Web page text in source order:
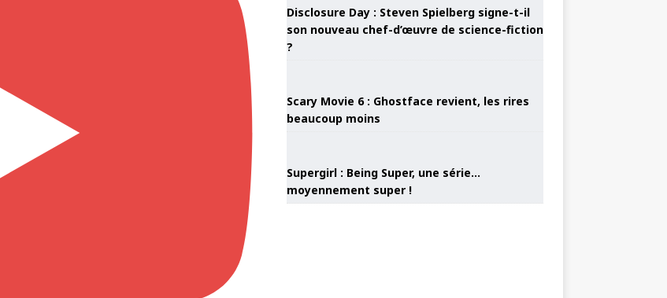
Disclosure Day : Steven Spielberg signe-t-il
son nouveau chef-d’œuvre de science-fiction
?
Scary Movie 6 : Ghostface revient, les rires
beaucoup moins
Supergirl : Being Super, une série…
moyennement super !